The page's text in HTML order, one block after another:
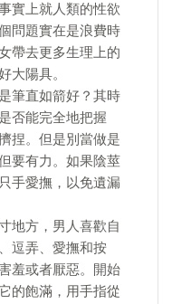
實上就人類的性欲
問題實在是浪費時
帶去更多生理上的
大陽具。
直如箭好？其時
否能完全地把握
捏。但是別當做是
要有力。如果陰莖
手愛撫，以免遺漏
方，男人喜歡自
逗弄、愛撫和按
羞或者厭惡。開始
的飽滿，用手指從